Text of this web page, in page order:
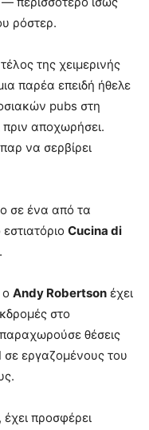
ρόστερ.
της χειμερινής
παρέα επειδή ήθελε
pubs στη
πριν αποχωρήσει.
να σερβίρει
σε ένα από τα
Cucina di
.
Andy Robertson έχει
στο
θέσεις
σε εργαζομένους του
προσφέρει